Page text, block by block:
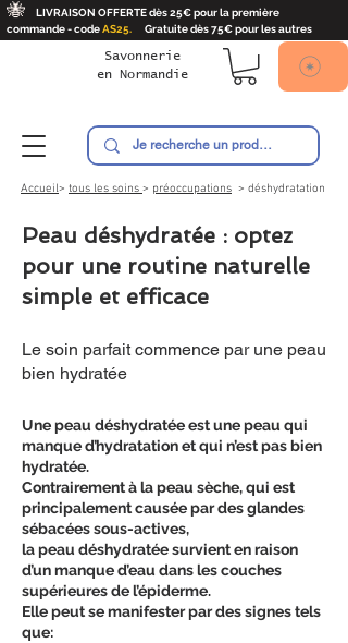
🐝
LIVRAISON OFFERTE dès 25€ pour la première
commande - codeAS25. Gratuite dès 75€ pour les autres
Savonnerie
en Normandie
Accueil> tous les soins > préoccupations > déshydratation
Peau déshydratée : optez
pour une routine naturelle
simple et efficace
Le soin parfait commence par une peau
bien hydratée
Une peau déshydratée est une peau qui
manque d’hydratation et qui n’est pas bien
hydratée.
Contrairement à la peau sèche, qui est
principalement causée par des glandes
sébacées sous-actives,
la peau déshydratée survient en raison
d’un manque d’eau dans les couches
supérieures de l’épiderme.
Elle peut se manifester par des signes tels
que: